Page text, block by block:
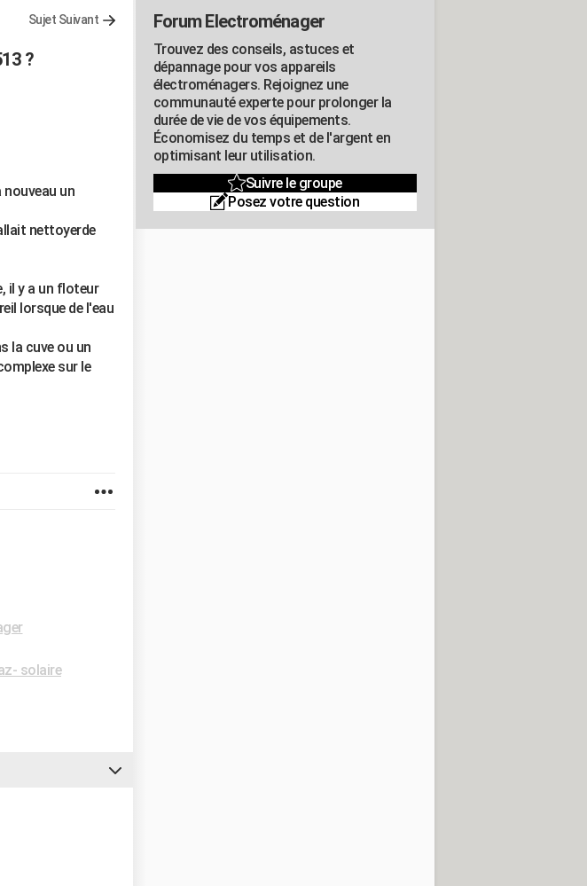
Sujet Suivant
?
nouveau un
nettoyerde
il y a un floteur
lorsque de l'eau
la cuve ou un
sur le
solaire
Forum Electroménager
Trouvez des conseils, astuces et
dépannage pour vos appareils
électroménagers. Rejoignez une
communauté experte pour prolonger la
durée de vie de vos équipements.
Économisez du temps et de l'argent en
optimisant leur utilisation.
Suivre le groupe
Posez votre question